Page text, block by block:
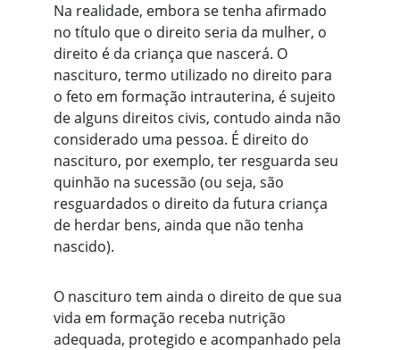
Na realidade, embora se tenha afirmado
no título que o direito seria da mulher, o
direito é da criança que nascerá. O
nascituro, termo utilizado no direito para
o feto em formação intrauterina, é sujeito
de alguns direitos civis, contudo ainda não
considerado uma pessoa. É direito do
nascituro, por exemplo, ter resguarda seu
quinhão na sucessão (ou seja, são
resguardados o direito da futura criança
de herdar bens, ainda que não tenha
nascido).
O nascituro tem ainda o direito de que sua
vida em formação receba nutrição
adequada, protegido e acompanhado pela